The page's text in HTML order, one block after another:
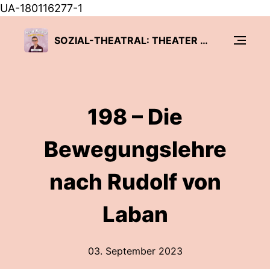
UA-180116277-1
SOZIAL-THEATRAL: THEATER TRIFFT PÄDAGOGIK
198 – Die
Bewegungslehre
nach Rudolf von
Laban
03. September 2023